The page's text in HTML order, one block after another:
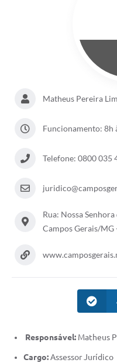
Matheus Pereira
Funcionamento: 8h
Telefone: 0800 035
Rua: Nossa
Campos Gerais/
Responsável: Matheus
Cargo:Assessor Jurídico